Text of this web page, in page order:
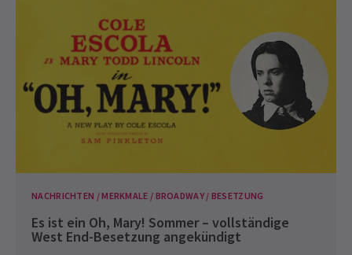
NACHRICHTEN / MERKMALE / BROADWAY / BESETZUNG
Es ist ein Oh, Mary! Sommer – vollständige
West End-Besetzung angekündigt